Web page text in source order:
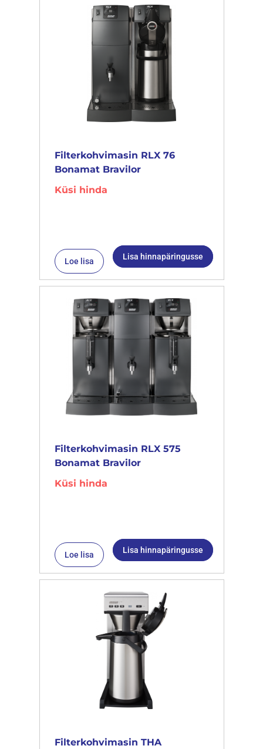
Filterkohvimasin RLX 76
Bonamat Bravilor
Küsi hinda
Loe lisa Lisa hinnapäringusse
Filterkohvimasin RLX 575
Bonamat Bravilor
Küsi hinda
Loe lisa Lisa hinnapäringusse
Filterkohvimasin THA